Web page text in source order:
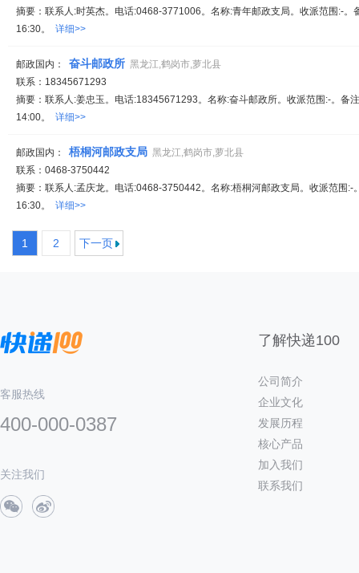
摘要：联系人:时英杰。电话:0468-3771006。名称:青年邮政支局。收派范围:-。
16:30。 详细>>
邮政国内： 奋斗邮政所 黑龙江,鹤岗市,萝北县
联系：18345671293
摘要：联系人:姜忠玉。电话:18345671293。名称:奋斗邮政所。收派范围:-。备
14:00。 详细>>
邮政国内： 梧桐河邮政支局 黑龙江,鹤岗市,萝北县
联系：0468-3750442
摘要：联系人:孟庆龙。电话:0468-3750442。名称:梧桐河邮政支局。收派范围:-
16:30。 详细>>
1 2 下一页
客服热线
400-000-0387
关注我们
了解快递100
公司简介
企业文化
发展历程
核心产品
加入我们
联系我们